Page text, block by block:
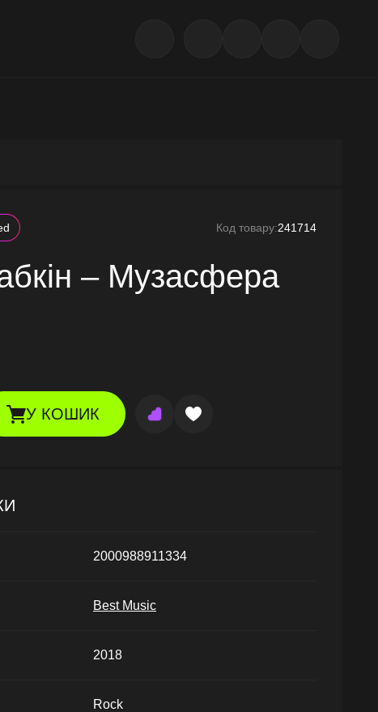
Код товару:241714
– Музасфера
У КОШИК
2000988911334
Best Music
2018
Rock